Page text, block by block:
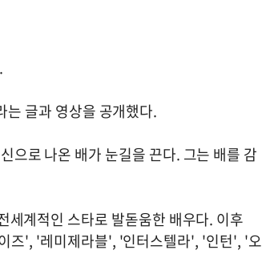
글과 영상을 공개했다.
으로 나온 배가 눈길을 끈다. 그는 배를 감
계적인 스타로 발돋움한 배우다. 이후
즈', '레미제라블', '인터스텔라', '인턴', '오